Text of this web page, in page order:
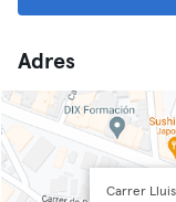
Adres
Carrer Lluis